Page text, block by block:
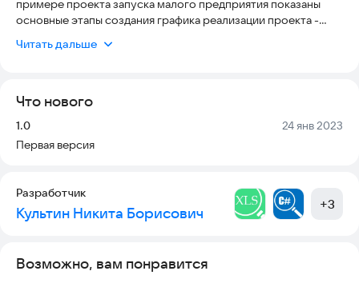
примере проекта запуска малого предприятия показаны
основные этапы создания графика реализации проекта -
Microsoft Project.
© Культин Н.Б., 2023
О книге
Microsoft Project
График реализации проекта
Читать дальше
Что нового
Версия:
1.0 Дата:
24 янв 2023
Первая версия
Разработчик
Культин Никита Борисович +3
Возможно, вам понравится